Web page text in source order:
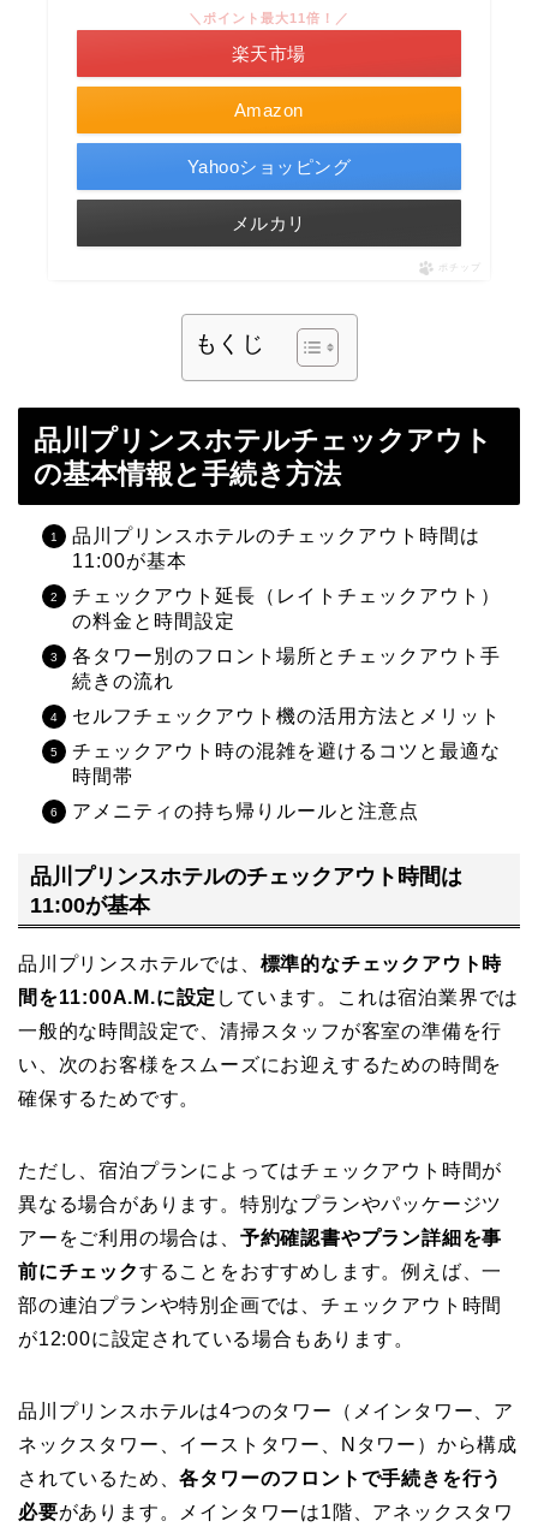
Amazon
＼ポイント最大11倍！／
楽天市場
Yahooショッピング
メルカリ
ポチップ
もくじ
品川プリンスホテルチェックアウト
の基本情報と手続き方法
品川プリンスホテルのチェックアウト時間は
11:00が基本
チェックアウト延長（レイトチェックアウト）
の料金と時間設定
各タワー別のフロント場所とチェックアウト手
続きの流れ
セルフチェックアウト機の活用方法とメリット
チェックアウト時の混雑を避けるコツと最適な
時間帯
アメニティの持ち帰りルールと注意点
品川プリンスホテルのチェックアウト時間は
11:00が基本
品川プリンスホテルでは、 標準的なチェックアウト時
間を11:00A.M.に設定 しています。これは宿泊業界では
一般的な時間設定で、清掃スタッフが客室の準備を行
い、次のお客様をスムーズにお迎えするための時間を
確保するためです。
ただし、宿泊プランによってはチェックアウト時間が
異なる場合があります。特別なプランやパッケージツ
アーをご利用の場合は、 予約確認書やプラン詳細を事
前にチェックすることをおすすめします。例えば、一
部の連泊プランや特別企画では、チェックアウト時間
が12:00に設定されている場合もあります。
品川プリンスホテルは4つのタワー（メインタワー、ア
ネックスタワー、イーストタワー、Nタワー）から構成
されているため、各タワーのフロントで手続きを行う
必要があります。メインタワーは1階、アネックスタワ